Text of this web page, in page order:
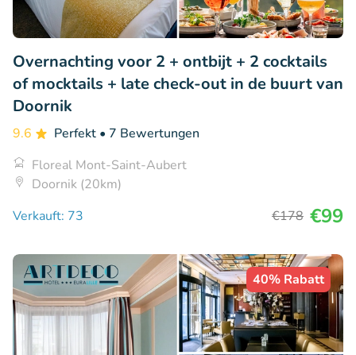
Overnachting voor 2 + ontbijt + 2 cocktails
of mocktails + late check-out in de buurt van
Doornik
9.6 Perfekt • 7 Bewertungen
Floreal Mont-Saint-Aubert
Doornik (20km)
Verkauft: 73
€178 €99
40% Rabatt